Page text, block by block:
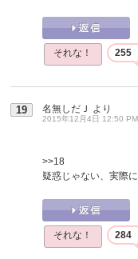
それな！ 255
19 名無しだＪ より
2015年12月4日 12:50 PM
>>18
疑惑じゃない、実際
それな！ 284